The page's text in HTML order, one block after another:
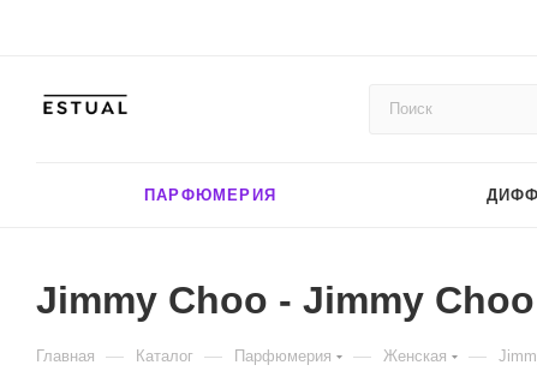
ПАРФЮМЕРИЯ
Jimmy Choo - Jimmy
Главная — Каталог — Парфюмерия — Женская —